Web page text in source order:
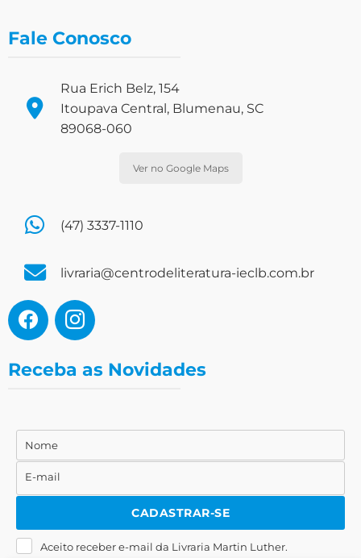
Fale Conosco
Rua Erich Belz, 154
Itoupava Central, Blumenau, SC
89068-060
Ver no Google Maps
(47) 3337-1110
livraria@centrodeliteratura-ieclb.com.br
Receba as Novidades
Nome
Nome
E-
mail
E-mail
CADASTRAR-SE
Aceito receber e-mail da Livraria Martin Luther.